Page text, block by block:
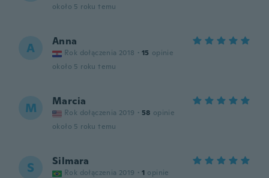
około 5 roku temu
A Anna
Rok dołączenia 2018 · 15 opinie
około 5 roku temu
M Marcia
Rok dołączenia 2019 · 58 opinie
około 5 roku temu
S Silmara
Rok dołączenia 2019 · 1 opinie